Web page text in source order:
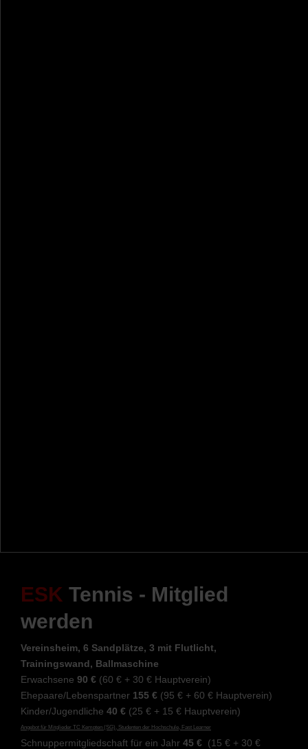
ESK Tennis - Mitglied
werden
Vereinsheim, 6 Sandplätze, 3 mit Flutlicht,
Trainingswand, Ballmaschine
Erwachsene 90 € (60 € + 30 € Hauptverein)
Ehepaare/Lebenspartner 155 € (95 € + 60 € Hauptverein)
Kinder/Jugendliche 40 € (25 € + 15 € Hauptverein)
Angebot für Mitglieder TC Kempten (SG), Studenten der Hochschule, Fast Learner
Schnuppermitgliedschaft für ein Jahr 45 € (15 € + 30 €